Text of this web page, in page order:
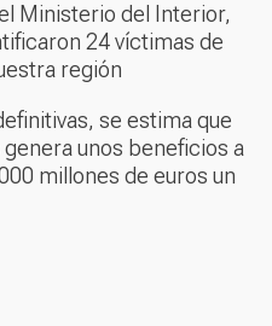
Ministerio del Interior,
24 víctimas de
región
se estima que
unos beneficios a
millones de euros un